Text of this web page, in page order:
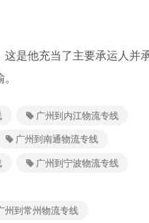
是他充当了主要承运人并
广州到内江物流专线
广州到南通物流专线
广州到宁波物流专线
州到常州物流专线